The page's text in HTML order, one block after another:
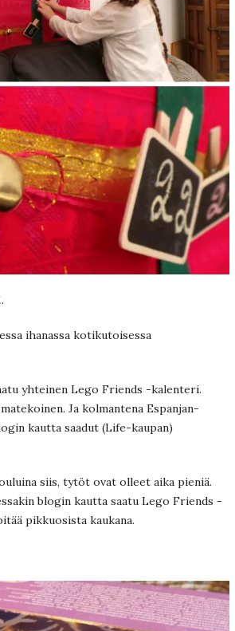
ihanassa kotikutoisessa
yhteinen Lego Friends -kalenteri.
Ja kolmantena Espanjan-
kautta saadut (Life-kaupan)
siis, tytöt ovat olleet aika pieniä.
blogin kautta saatu Lego Friends -
pikkuosista kaukana.